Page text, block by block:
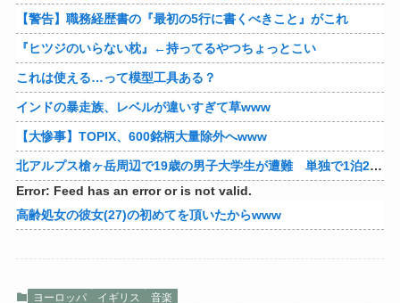
【警告】職務経歴書の『最初の5行に書くべきこと』がこれ
『ヒツジのいらない枕』←持ってるやつちょっとこい
これは使える…って模型工具ある？
インドの暴走族、レベルが違いすぎて草www
【大惨事】TOPIX、600銘柄大量除外へwww
北アルプス槍ヶ岳周辺で19歳の男子大学生が遭難 単独で1泊2日の予定で入山も連絡取れず 警察が9日以降捜索予定
Error: Feed has an error or is not valid.
高齢処女の彼女(27)の初めてを頂いたからwww
ヨーロッパ イギリス
音楽